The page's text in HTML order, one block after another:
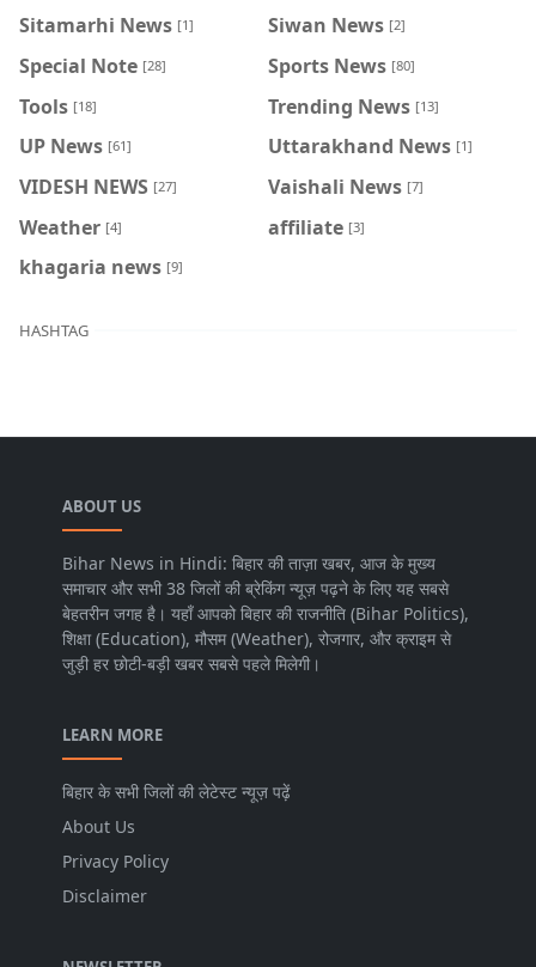
Sitamarhi News [1] Siwan News [2]
Special Note [28] Sports News [80]
Tools [18] Trending News [13]
UP News [61] Uttarakhand News [1]
VIDESH NEWS [27] Vaishali News [7]
Weather [4] affiliate [3]
khagaria news [9]
HASHTAG
ABOUT US
Bihar News in Hindi: बिहार की ताज़ा खबर, आज के मुख्य
समाचार और सभी 38 जिलों की ब्रेकिंग न्यूज़ पढ़ने के लिए यह सबसे
बेहतरीन जगह है। यहाँ आपको बिहार की राजनीति (Bihar Politics),
शिक्षा (Education), मौसम (Weather), रोजगार, और क्राइम से
जुड़ी हर छोटी-बड़ी खबर सबसे पहले मिलेगी।
LEARN MORE
बिहार के सभी जिलों की लेटेस्ट न्यूज़ पढ़ें
About Us
Privacy Policy
Disclaimer